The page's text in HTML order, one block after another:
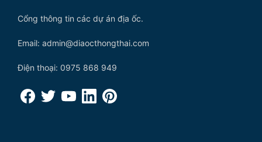
Cổng thông tin các dự án địa ốc.
Email: admin@diaocthongthai.com
Điện thoại: 0975 868 949